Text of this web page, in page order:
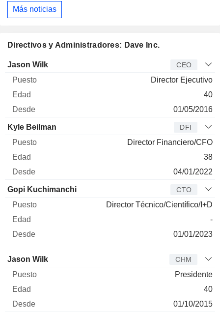
Más noticias
Directivos y Administradores: Dave Inc.
Director Puesto
Jason Wilk CEO
Director Ejecutivo
40
01/05/2016
Kyle Beilman DFI
Director Financiero/CFO
38
04/01/2022
Gopi Kuchimanchi CTO
Director Técnico/Científico/I+D
-
01/01/2023
Administrador
Jason Wilk CHM
Presidente
40
01/10/2015